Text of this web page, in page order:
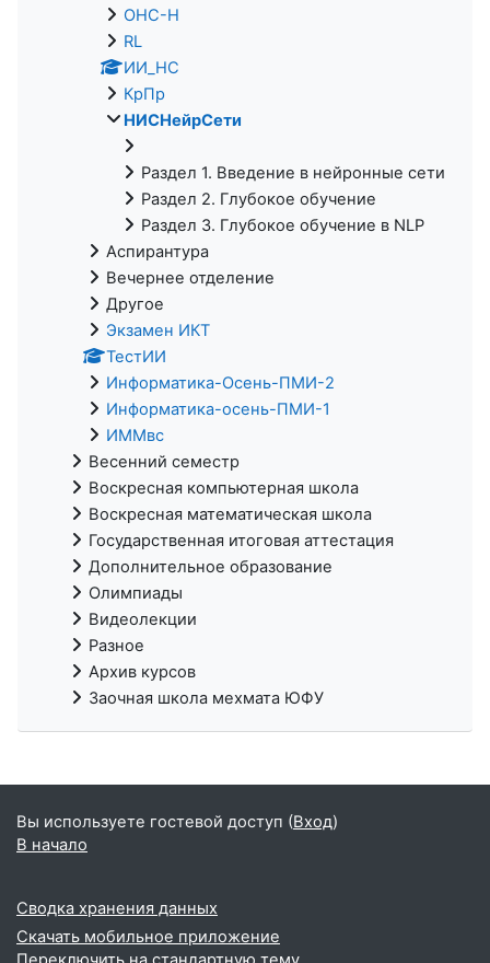
ОНС-Н
RL
ИИ_НС
КрПр
НИСНейрСети
Раздел 1. Введение в нейронные сети
Раздел 2. Глубокое обучение
Раздел 3. Глубокое обучение в NLP
Аспирантура
Вечернее отделение
Другое
Экзамен ИКТ
ТестИИ
Информатика-Осень-ПМИ-2
Информатика-осень-ПМИ-1
ИММвс
Весенний семестр
Воскресная компьютерная школа
Воскресная математическая школа
Государственная итоговая аттестация
Дополнительное образование
Олимпиады
Видеолекции
Разное
Архив курсов
Заочная школа мехмата ЮФУ
Вы используете гостевой доступ (Вход)
В начало
Сводка хранения данных
Скачать мобильное приложение